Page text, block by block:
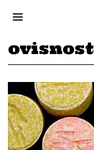
ovisnost